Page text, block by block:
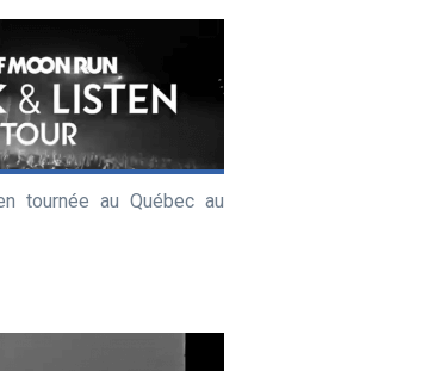
tournée au Québec au